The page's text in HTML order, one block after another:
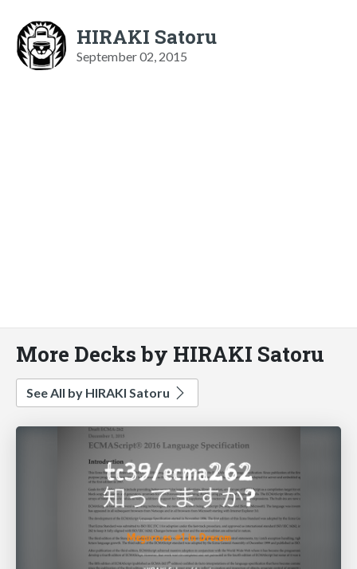
HIRAKI Satoru
September 02, 2015
More Decks by HIRAKI Satoru
See All by HIRAKI Satoru